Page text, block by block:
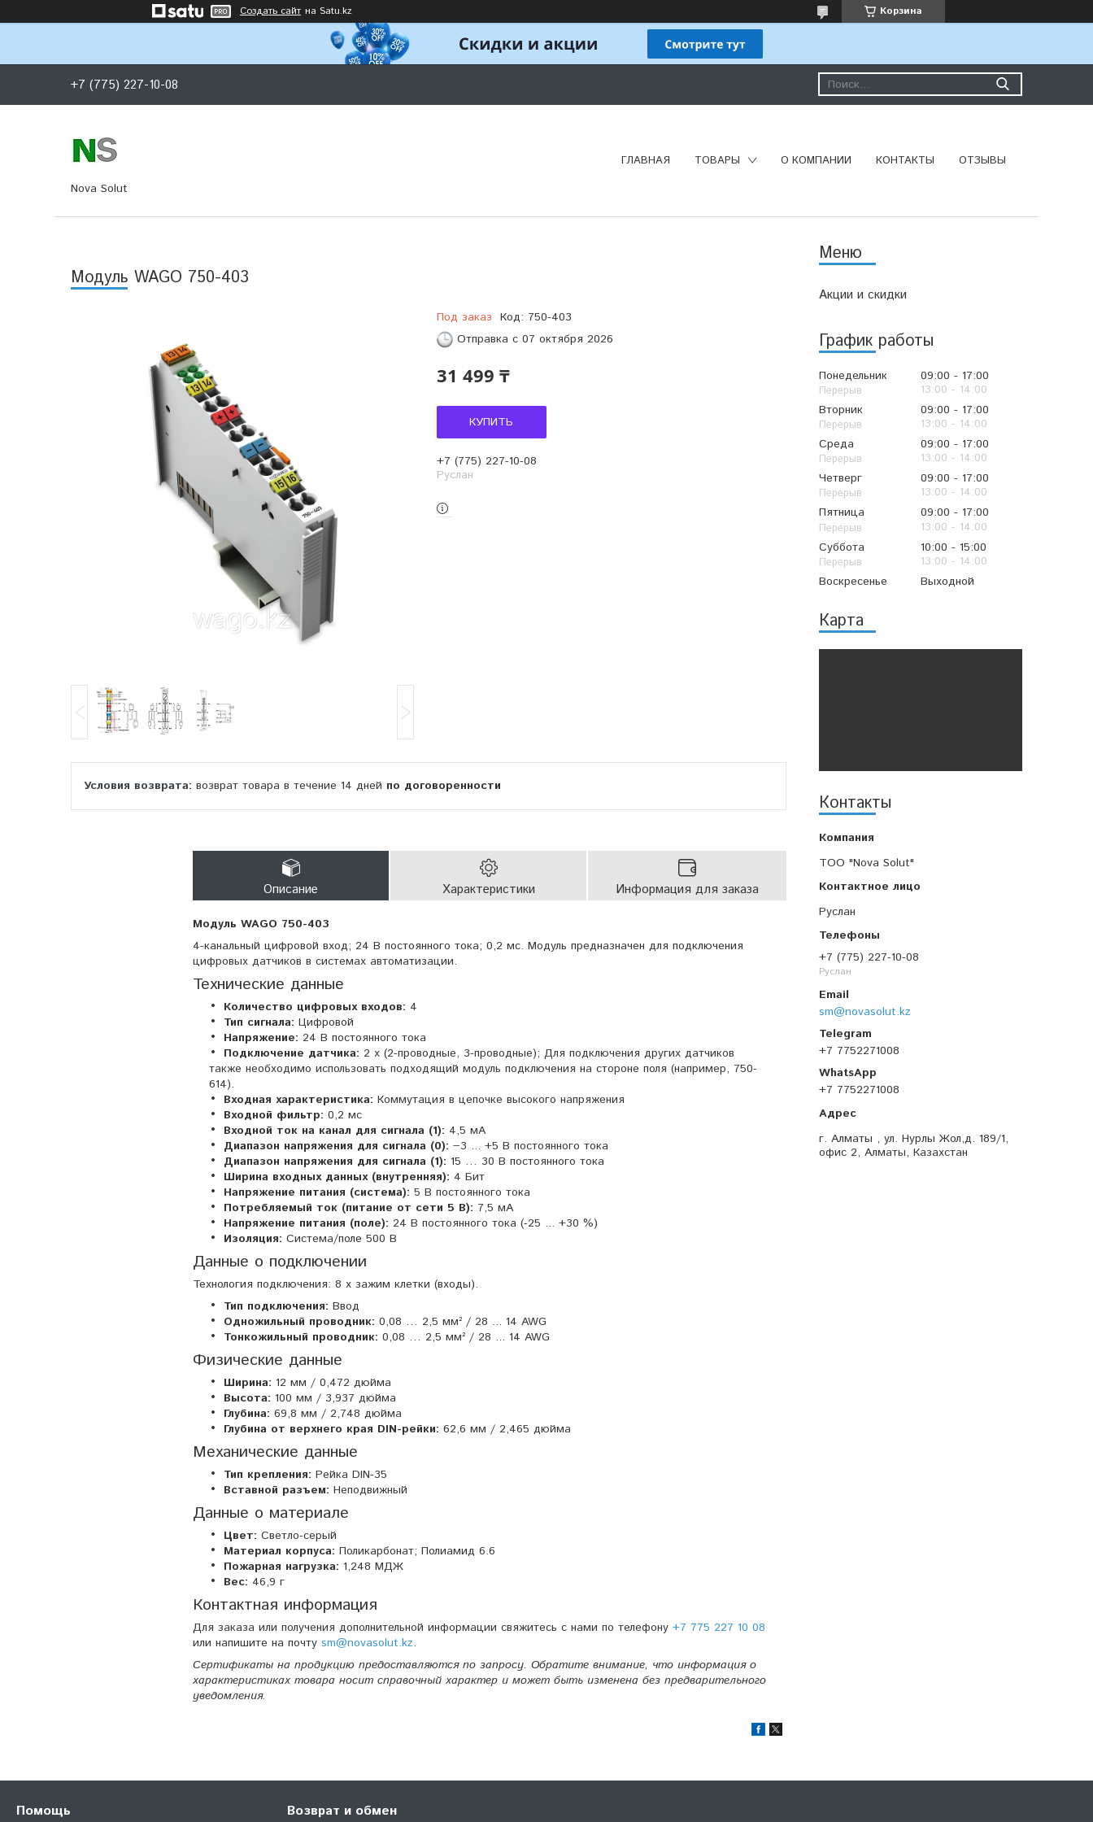
Создать сайт на Satu.kz Корзина
+7 (775) 227-10-08
Nova Solut
ГЛАВНАЯ ТОВАРЫ О КОМПАНИИ КОНТАКТЫ ОТЗЫВЫ
Акции и скидки
График работы
Понедельник 09:00
17:00
13:00
14:00
Вторник
09:00
17:00
13:00
14:00
Среда
09:00
17:00
13:00
14:00
Четверг
09:00
17:00
13:00
14:00
Пятница
09:00
17:00
13:00
14:00
Суббота
10:00
15:00
13:00
14:00
Воскресенье
Выходной
Карта
Контакты
TOO "Nova Solut"
Руслан
+7 (775) 227-10-08
Руслан
sm@novasolut.kz
+7 7752271008
+7 7752271008
г. Алматы , ул. Нурлы Жол,д. 189/1,
офис 2, Алматы, Казахстан
Модуль WAGO 750-403
Под заказ Код: 750-403
Отправка с 07 октября 2026
31 499 ₸
КУПИТЬ
+7 (775) 227-10-08
Руслан
возврат товара в течение 14 дней по договоренности
Описание Характеристики Информация для заказа
Модуль WAGO 750-403
4-канальный цифровой вход; 24 В постоянного тока; 0,2 мс. Модуль предназначен для подключения
цифровых датчиков в системах автоматизации.
Технические данные
Количество цифровых входов: 4
Тип сигнала: Цифровой
Напряжение: 24 В постоянного тока
Подключение датчика: 2 x (2-проводные, 3-проводные); Для подключения других датчиков
также необходимо использовать подходящий модуль подключения на стороне поля (например, 750-
614).
Входная характеристика: Коммутация в цепочке высокого напряжения
Входной фильтр: 0,2 мс
Входной ток на канал для сигнала (1): 4,5 мА
Диапазон напряжения для сигнала (0): −3 ... +5 В постоянного тока
Диапазон напряжения для сигнала (1): 15 … 30 В постоянного тока
Ширина входных данных (внутренняя): 4 Бит
Напряжение питания (система): 5 В постоянного тока
Потребляемый ток (питание от сети 5 В): 7,5 мА
Напряжение питания (поле): 24 В постоянного тока (-25 ... +30 %)
Изоляция: Система/поле 500 В
Данные о подключении
Технология подключения: 8 x зажим клетки (входы).
Тип подключения: Ввод
Одножильный проводник: 0,08 … 2,5 мм² / 28 ... 14 AWG
Тонкожильный проводник: 0,08 … 2,5 мм² / 28 ... 14 AWG
Физические данные
Ширина: 12 мм / 0,472 дюйма
Высота: 100 мм / 3,937 дюйма
Глубина: 69,8 мм / 2,748 дюйма
Глубина от верхнего края DIN-рейки: 62,6 мм / 2,465 дюйма
Механические данные
Тип крепления: Рейка DIN-35
Вставной разъем: Неподвижный
Данные о материале
Цвет: Светло-серый
Материал корпуса: Поликарбонат; Полиамид 6.6
Пожарная нагрузка: 1,248 МДЖ
Вес: 46,9 г
Контактная информация
Для заказа или получения дополнительной информации свяжитесь с нами по телефону +7 775 227 10 08
или напишите на почту sm@novasolut.kz.
Сертификаты на продукцию предоставляются по запросу. Обратите внимание, что информация о
характеристиках товара носит справочный характер и может быть изменена без предварительного
уведомления.
Помощь Возврат и обмен